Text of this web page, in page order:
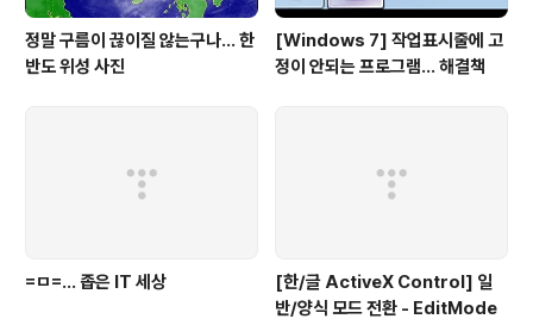
정말 구름이 끊이질 않는구나... 한
반도 위성 사진
[Windows 7] 작업표시줄에 고
정이 안되는 프로그램... 해결책
=ㅁ=... 좁은 IT 세상
[한/글 ActiveX Control] 일
반/양식 모드 전환 - EditMode